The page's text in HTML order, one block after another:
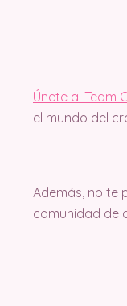
Únete al Team
el mundo del
Además, no te
comunidad de